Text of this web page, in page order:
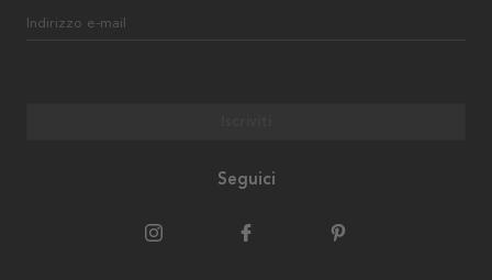
Indirizzo e-mail
Seguici